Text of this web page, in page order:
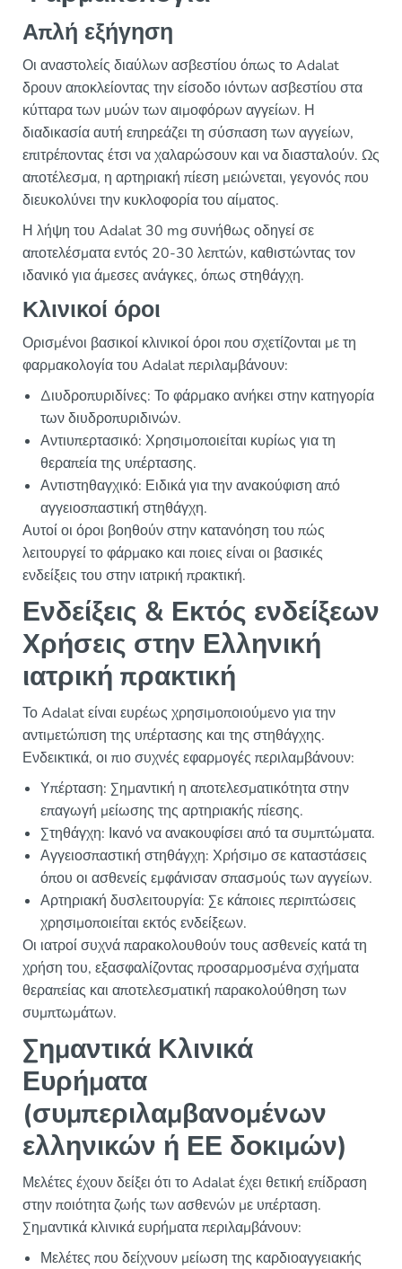
Απλή εξήγηση
Οι αναστολείς διαύλων ασβεστίου όπως το Adalat
δρουν αποκλείοντας την είσοδο ιόντων ασβεστίου στα
κύτταρα των μυών των αιμοφόρων αγγείων. Η
διαδικασία αυτή επηρεάζει τη σύσπαση των αγγείων,
επιτρέποντας έτσι να χαλαρώσουν και να διασταλούν. Ως
αποτέλεσμα, η αρτηριακή πίεση μειώνεται, γεγονός που
διευκολύνει την κυκλοφορία του αίματος.
Η λήψη του Adalat 30 mg συνήθως οδηγεί σε
αποτελέσματα εντός 20-30 λεπτών, καθιστώντας τον
ιδανικό για άμεσες ανάγκες, όπως στηθάγχη.
Κλινικοί όροι
Ορισμένοι βασικοί κλινικοί όροι που σχετίζονται με τη
φαρμακολογία του Adalat περιλαμβάνουν:
Διυδροπυριδίνες: Το φάρμακο ανήκει στην κατηγορία
των διυδροπυριδινών.
Αντιυπερτασικό: Χρησιμοποιείται κυρίως για τη
θεραπεία της υπέρτασης.
Αντιστηθαγχικό: Ειδικά για την ανακούφιση από
αγγειοσπαστική στηθάγχη.
Αυτοί οι όροι βοηθούν στην κατανόηση του πώς
λειτουργεί το φάρμακο και ποιες είναι οι βασικές
ενδείξεις του στην ιατρική πρακτική.
Ενδείξεις & Εκτός ενδείξεων
Χρήσεις στην Ελληνική
ιατρική πρακτική
Το Adalat είναι ευρέως χρησιμοποιούμενο για την
αντιμετώπιση της υπέρτασης και της στηθάγχης.
Ενδεικτικά, οι πιο συχνές εφαρμογές περιλαμβάνουν:
Υπέρταση: Σημαντική η αποτελεσματικότητα στην
επαγωγή μείωσης της αρτηριακής πίεσης.
Στηθάγχη: Ικανό να ανακουφίσει από τα συμπτώματα.
Αγγειοσπαστική στηθάγχη: Χρήσιμο σε καταστάσεις
όπου οι ασθενείς εμφάνισαν σπασμούς των αγγείων.
Αρτηριακή δυσλειτουργία: Σε κάποιες περιπτώσεις
χρησιμοποιείται εκτός ενδείξεων.
Οι ιατροί συχνά παρακολουθούν τους ασθενείς κατά τη
χρήση του, εξασφαλίζοντας προσαρμοσμένα σχήματα
θεραπείας και αποτελεσματική παρακολούθηση των
συμπτωμάτων.
Σημαντικά Κλινικά
Ευρήματα
(συμπεριλαμβανομένων
ελληνικών ή ΕΕ δοκιμών)
Μελέτες έχουν δείξει ότι το Adalat έχει θετική επίδραση
στην ποιότητα ζωής των ασθενών με υπέρταση.
Σημαντικά κλινικά ευρήματα περιλαμβάνουν:
Μελέτες που δείχνουν μείωση της καρδιοαγγειακής